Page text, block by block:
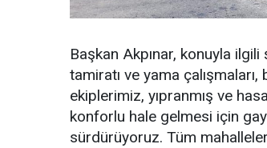
Başkan Akpınar, konuyla
tamiratı ve yama
ekiplerimiz, yıpranmış ve
konforlu hale gelmesi için
sürdürüyoruz. Tüm